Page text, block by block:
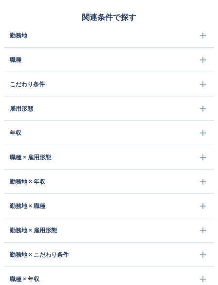
関連条件で探す
勤務地
職種
こだわり条件
雇用形態
年収
職種 × 雇用形態
勤務地 × 年収
勤務地 × 職種
勤務地 × 雇用形態
勤務地 × こだわり条件
職種 × 年収